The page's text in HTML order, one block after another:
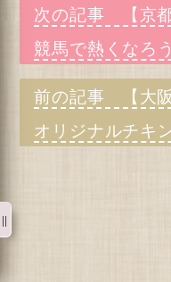
【京
競馬で熱くなろ
【大
オリジナルチキ